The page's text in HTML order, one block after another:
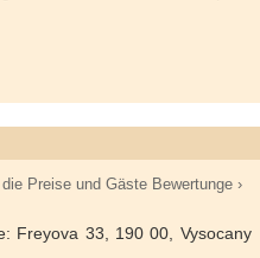
Preise und Gäste Bewertunge ›
Freyova 33, 190 00, Vysocany